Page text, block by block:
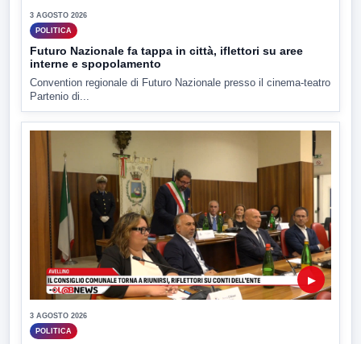
3 AGOSTO 2026
POLITICA
Futuro Nazionale fa tappa in città, iflettori su aree
interne e spopolamento
Convention regionale di Futuro Nazionale presso il cinema-teatro
Partenio di...
▶
3 AGOSTO 2026
POLITICA